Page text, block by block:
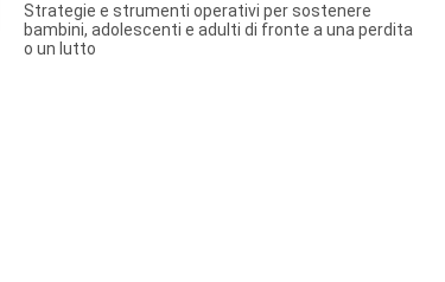
Strategie e strumenti operativi per sostenere
bambini, adolescenti e adulti di fronte a una perdita
o un lutto